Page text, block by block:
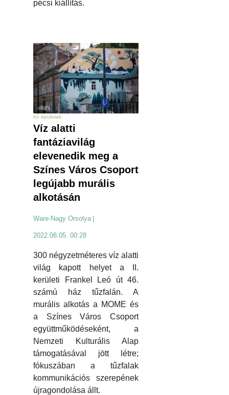
pécsi kiállítás.
hír épületek
Víz alatti
fantáziavilág
elevenedik meg a
Színes Város Csoport
legújabb murális
alkotásán
Ware-Nagy Orsolya |
2022.08.05. 00:28
300 négyzetméteres víz alatti
világ kapott helyet a II.
kerületi Frankel Leó út 46.
számú ház tűzfalán. A
murális alkotás a MOME és
a Színes Város Csoport
együttműködéseként, a
Nemzeti Kulturális Alap
támogatásával jött létre;
fókuszában a tűzfalak
kommunikációs szerepének
újragondolása állt.